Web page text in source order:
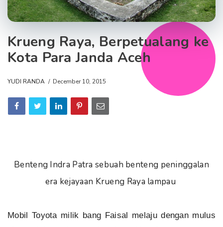
Krueng Raya, Berpetualang ke
Kota Para Janda Aceh
YUDI RANDA December 10, 2015
Benteng Indra Patra sebuah benteng peninggalan
era kejayaan Krueng Raya lampau
Mobil Toyota milik bang Faisal melaju dengan mulus